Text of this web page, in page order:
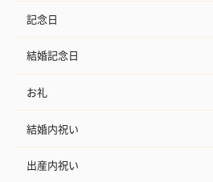
記念日
結婚記念日
お礼
結婚内祝い
出産内祝い